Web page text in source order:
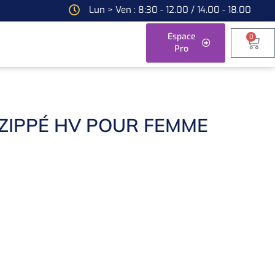
Lun > Ven : 8:30 - 12.00 / 14.00 - 18.00
Espace
Pro
0
HV POUR FEMME